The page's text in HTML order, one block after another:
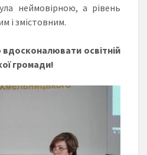
неймовірною, а рівень
і змістовним.
освітній
громади!